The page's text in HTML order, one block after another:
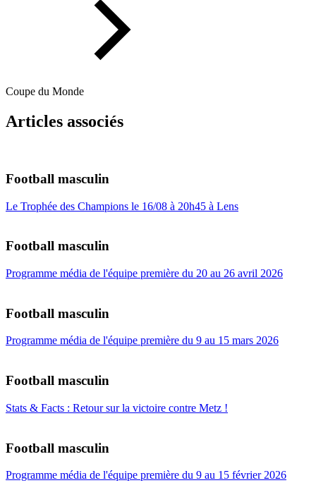
Coupe du Monde
Articles associés
Football masculin
Le Trophée des Champions le 16/08 à 20h45 à Lens
Football masculin
Programme média de l'équipe première du 20 au 26 avril 2026
Football masculin
Programme média de l'équipe première du 9 au 15 mars 2026
Football masculin
Stats & Facts : Retour sur la victoire contre Metz !
Football masculin
Programme média de l'équipe première du 9 au 15 février 2026